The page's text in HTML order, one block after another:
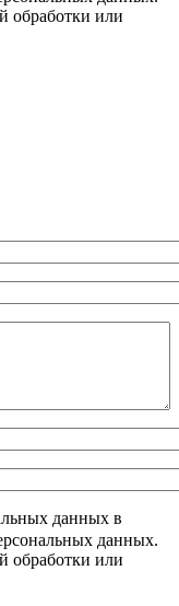
обработки или
данных в
данных.
обработки или